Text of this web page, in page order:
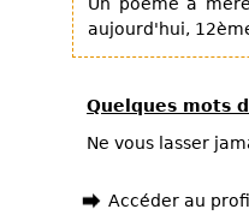
aujourd'hui,
Quelques mots
Ne vous lasser
Accéder au